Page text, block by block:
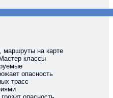
маршруты на карте
классы
опасность
трасс